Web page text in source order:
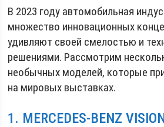
В 2023 году автомобильная
множество инновационных
удивляют своей смелостью и
решениями. Рассмотрим
необычных моделей, которые
на мировых выставках.
1. MERCEDES-BENZ